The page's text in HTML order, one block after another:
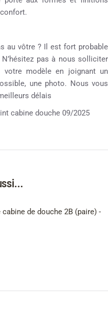
au vôtre ? Il est fort probable
pas à nous solliciter
modèle en joignant un
une photo. Nous vous
délais
cabine douche 09/2025
de douche 2B (paire) -